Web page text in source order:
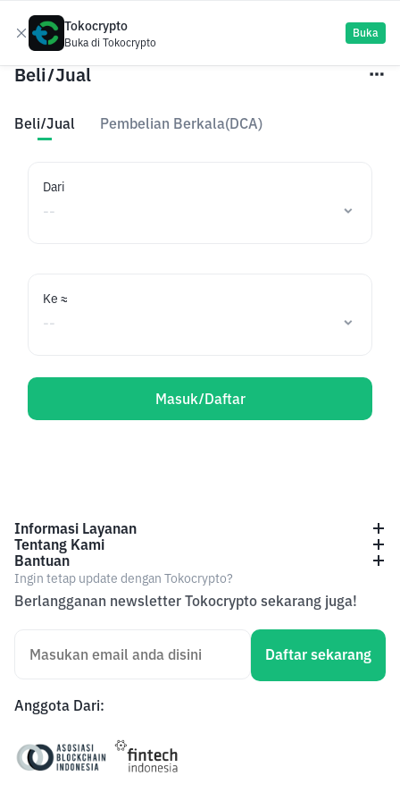
Tokocrypto
Buka di Tokocrypto
Buka
Beli/Jual
Beli/Jual Pembelian Berkala(DCA)
Dari
Ke ≈
Masuk/Daftar
Informasi Layanan
Tentang Kami
Bantuan
Ingin tetap update dengan Tokocrypto?
Berlangganan newsletter Tokocrypto sekarang juga!
Daftar sekarang
Anggota Dari: